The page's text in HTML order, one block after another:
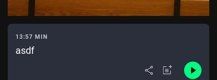
13:57 MIN
asdf